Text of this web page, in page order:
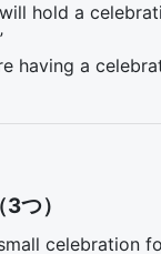
will hold a
having a
つ）
celebration